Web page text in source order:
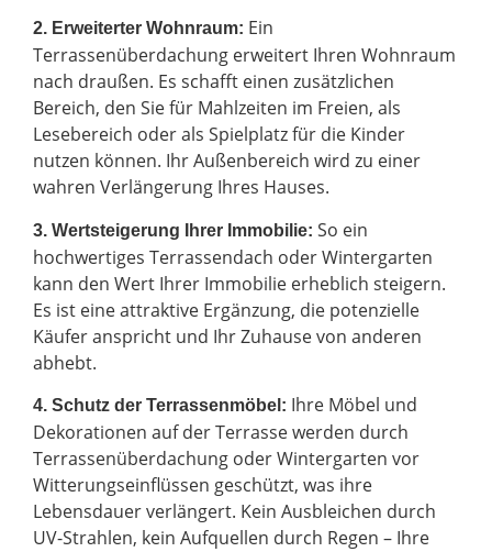
2. Erweiterter Wohnraum: Ein
Terrassenüberdachung erweitert Ihren Wohnraum
nach draußen. Es schafft einen zusätzlichen
Bereich, den Sie für Mahlzeiten im Freien, als
Lesebereich oder als Spielplatz für die Kinder
nutzen können. Ihr Außenbereich wird zu einer
wahren Verlängerung Ihres Hauses.
3. Wertsteigerung Ihrer Immobilie: So ein
hochwertiges Terrassendach oder Wintergarten
kann den Wert Ihrer Immobilie erheblich steigern.
Es ist eine attraktive Ergänzung, die potenzielle
Käufer anspricht und Ihr Zuhause von anderen
abhebt.
4. Schutz der Terrassenmöbel: Ihre Möbel und
Dekorationen auf der Terrasse werden durch
Terrassenüberdachung oder Wintergarten vor
Witterungseinflüssen geschützt, was ihre
Lebensdauer verlängert. Kein Ausbleichen durch
UV-Strahlen, kein Aufquellen durch Regen – Ihre